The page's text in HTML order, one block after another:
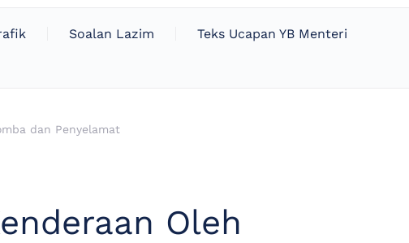
Soalan Lazim
Teks Ucapan YB Menteri
dan Penyelamat
Oleh